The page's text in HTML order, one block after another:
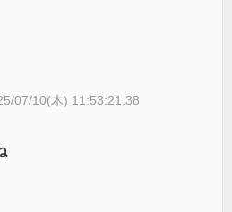
07/10(木) 11:53:21.38